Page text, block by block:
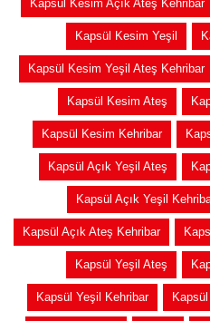
Kapsül Kesim Açık Ateş Kehribar
Kapsül Kesim Yeşil
Kapsül Kesim Yeşil Ateş Kehribar
Kapsül Kesim Ateş
Kapsül Kesim Kehribar
Kapsül Açık Yeşil Ateş
Kapsül Açık Yeşil
Kapsül Açık Ateş Kehribar
Kapsül Yeşil Ateş
Kapsül Yeşil Kehribar